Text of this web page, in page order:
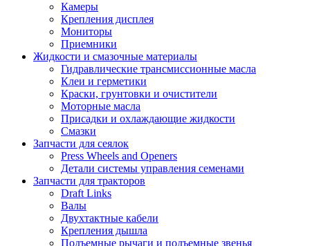
Камеры
Крепления дисплея
Мониторы
Приемники
Жидкости и смазочные материалы
Гидравлические трансмиссионные масла
Клеи и герметики
Краски, грунтовки и очистители
Моторные масла
Присадки и охлаждающие жидкости
Смазки
Запчасти для сеялок
Press Wheels and Openers
Детали системы управления семенами
Запчасти для тракторов
Draft Links
Валы
Двухтактные кабели
Крепления дышла
Подъемные рычаги и подъемные звенья